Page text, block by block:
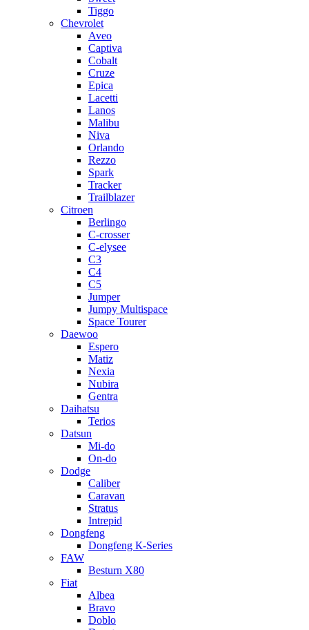
Tiggo
Chevrolet
Aveo
Captiva
Cobalt
Cruze
Epica
Lacetti
Lanos
Malibu
Niva
Orlando
Rezzo
Spark
Tracker
Trailblazer
Citroen
Berlingo
C-crosser
C-elysee
C3
C4
C5
Jumper
Jumpy Multispace
Space Tourer
Daewoo
Espero
Matiz
Nexia
Nubira
Gentra
Daihatsu
Terios
Datsun
Mi-do
On-do
Dodge
Caliber
Caravan
Stratus
Intrepid
Dongfeng
Dongfeng К-Series
FAW
Besturn Х80
Fiat
Albea
Bravo
Doblo